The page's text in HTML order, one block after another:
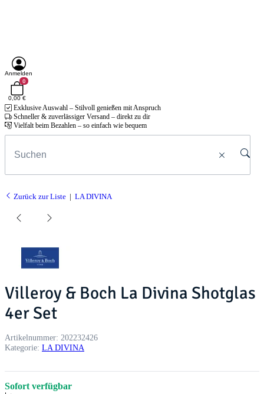
Anmelden
0
0,00 €
Exklusive Auswahl – Stilvoll genießen mit Anspruch
Schneller & zuverlässiger Versand – direkt zu dir
Vielfalt beim Bezahlen – so einfach wie bequem
Zurück zur Liste LA DIVINA
Villeroy & Boch La Divina Shotglas
4er Set
Artikelnummer: 202232426
Kategorie: LA DIVINA
Sofort verfügbar